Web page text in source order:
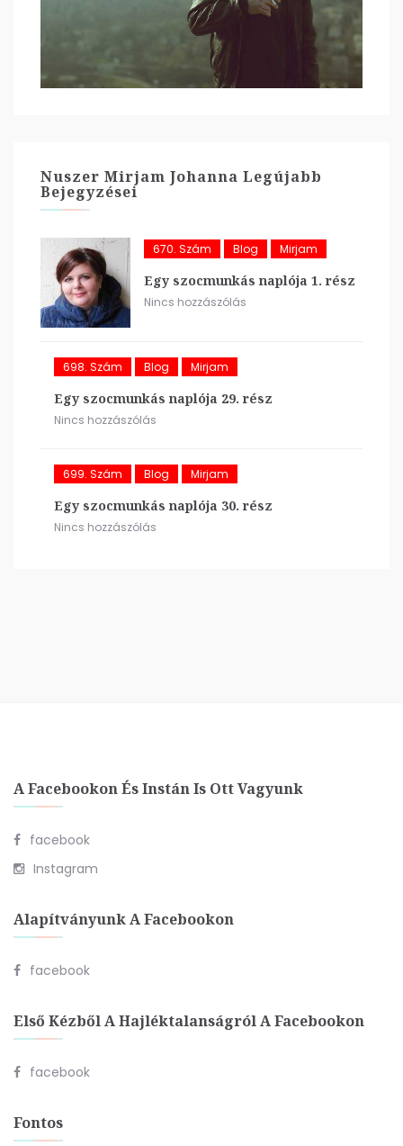
Nuszer Mirjam Johanna Legújabb
Bejegyzései
670. Szám Blog Mirjam
Egy szocmunkás naplója 1. rész
Nincs hozzászólás
698. Szám Blog Mirjam
Egy szocmunkás naplója 29. rész
Nincs hozzászólás
699. Szám Blog Mirjam
Egy szocmunkás naplója 30. rész
Nincs hozzászólás
A Facebookon És Instán Is Ott Vagyunk
facebook
Instagram
Alapítványunk A Facebookon
facebook
Első Kézből A Hajléktalanságról A Facebookon
facebook
Fontos